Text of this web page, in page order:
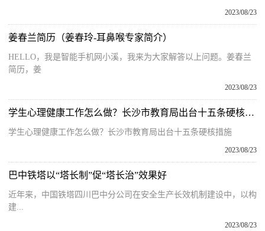
2023/08/23
姜春兰简历（姜春玲-耳鼻喉专家简介）
HELLO，我是智能手机网小溪，我来为大家解答以上问题。姜春兰
简历，姜
2023/08/23
学生心理健康工作怎么做？长沙市教育局出台十五条硬核措施
学生心理健康工作怎么做？长沙市教育局出台十五条硬核措施
2023/08/23
巴中铁塔以“塔长制”促“塔长治”效果好
近年来，中国铁塔四川巴中分公司在安全生产长效机制建设中，以构
建...
2023/08/23